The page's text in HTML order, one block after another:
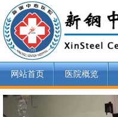
网站首页 医院概览